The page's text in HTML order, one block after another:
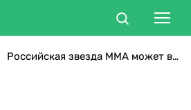
Российская звезда ММА может выйти против Токтара: промоутер раскрыл детали боя